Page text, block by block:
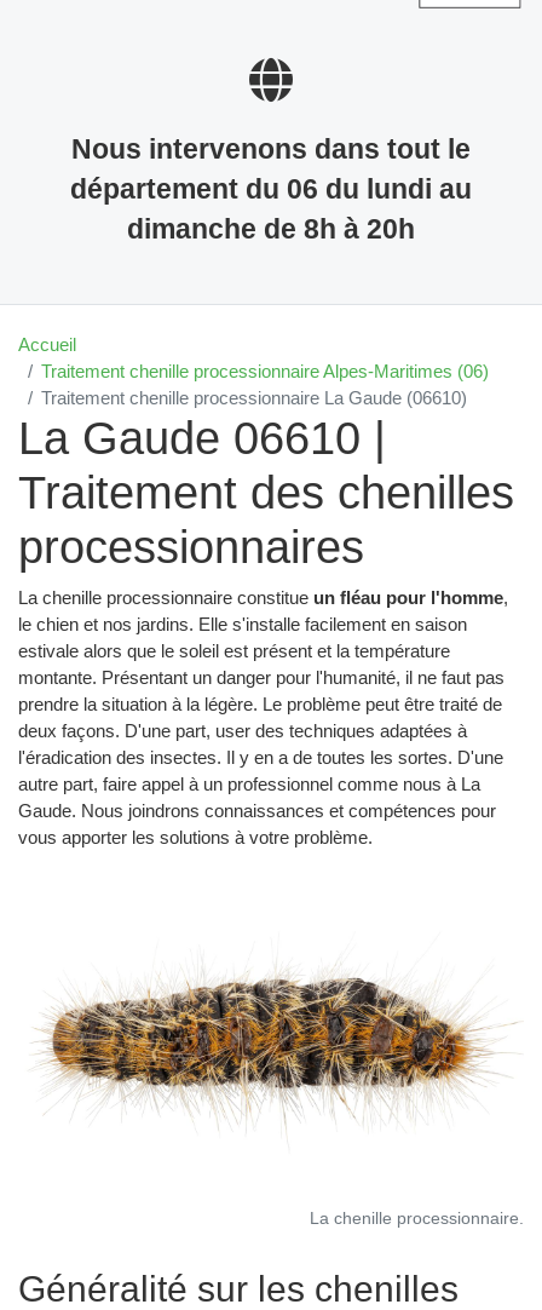
Nous intervenons dans tout le
département du 06 du lundi au
dimanche de 8h à 20h
Accueil
Traitement chenille processionnaire Alpes-Maritimes (06)
Traitement chenille processionnaire La Gaude (06610)
La Gaude 06610 |
Traitement des chenilles
processionnaires
La chenille processionnaire constitue un fléau pour l'homme,
le chien et nos jardins. Elle s'installe facilement en saison
estivale alors que le soleil est présent et la température
montante. Présentant un danger pour l'humanité, il ne faut pas
prendre la situation à la légère. Le problème peut être traité de
deux façons. D'une part, user des techniques adaptées à
l'éradication des insectes. Il y en a de toutes les sortes. D'une
autre part, faire appel à un professionnel comme nous à La
Gaude. Nous joindrons connaissances et compétences pour
vous apporter les solutions à votre problème.
La chenille processionnaire.
Généralité sur les chenilles